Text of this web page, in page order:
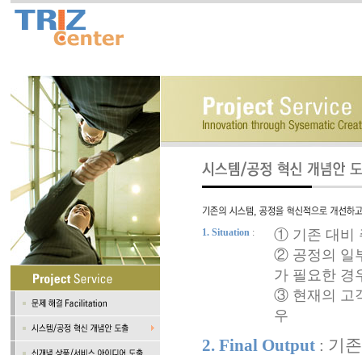
1. Situation :
① 기존 대비
② 공정의 일
가 필요한 경
③ 현재의 고
우
2. Final Output : 기